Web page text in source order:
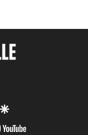
google
youtube-